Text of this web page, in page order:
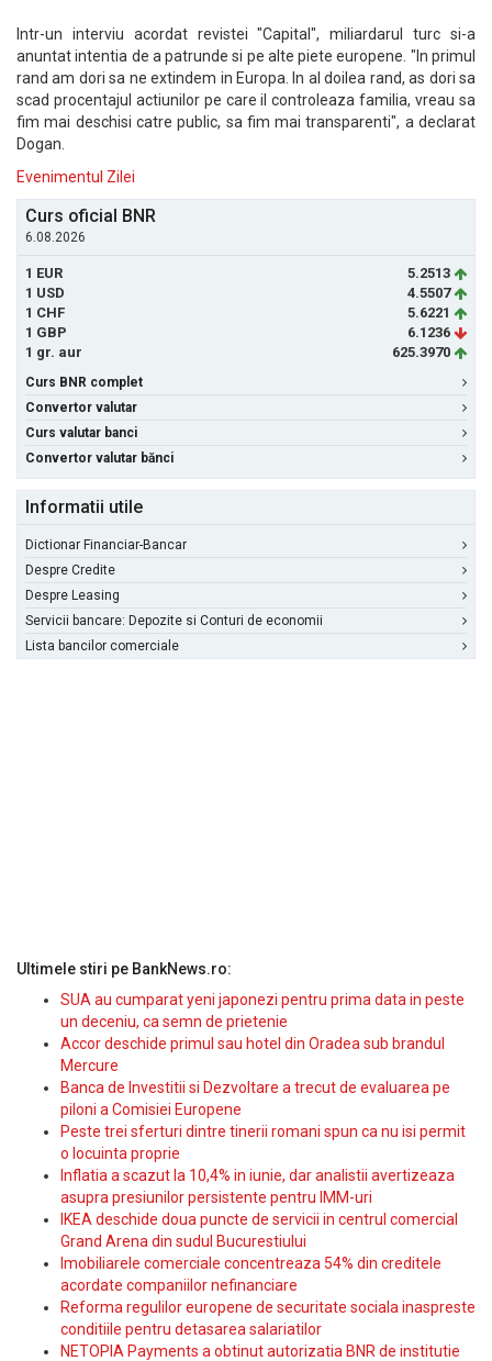
Intr-un interviu acordat revistei "Capital", miliardarul turc si-a
anuntat intentia de a patrunde si pe alte piete europene. "In primul
rand am dori sa ne extindem in Europa. In al doilea rand, as dori sa
scad procentajul actiunilor pe care il controleaza familia, vreau sa
fim mai deschisi catre public, sa fim mai transparenti", a declarat
Dogan.
Evenimentul Zilei
Curs oficial BNR
6.08.2026
1 EUR
5.2513
1 USD
4.5507
1 CHF
5.6221
1 GBP
6.1236
1 gr. aur
625.3970
Curs BNR complet
Convertor valutar
Curs valutar banci
Convertor valutar bănci
Informatii utile
Dictionar Financiar-Bancar
Despre Credite
Despre Leasing
Servicii bancare: Depozite si Conturi de economii
Lista bancilor comerciale
Ultimele stiri pe BankNews.ro:
SUA au cumparat yeni japonezi pentru prima data in peste
un deceniu, ca semn de prietenie
Accor deschide primul sau hotel din Oradea sub brandul
Mercure
Banca de Investitii si Dezvoltare a trecut de evaluarea pe
piloni a Comisiei Europene
Peste trei sferturi dintre tinerii romani spun ca nu isi permit
o locuinta proprie
Inflatia a scazut la 10,4% in iunie, dar analistii avertizeaza
asupra presiunilor persistente pentru IMM-uri
IKEA deschide doua puncte de servicii in centrul comercial
Grand Arena din sudul Bucurestiului
Imobiliarele comerciale concentreaza 54% din creditele
acordate companiilor nefinanciare
Reforma regulilor europene de securitate sociala inaspreste
conditiile pentru detasarea salariatilor
NETOPIA Payments a obtinut autorizatia BNR de institutie